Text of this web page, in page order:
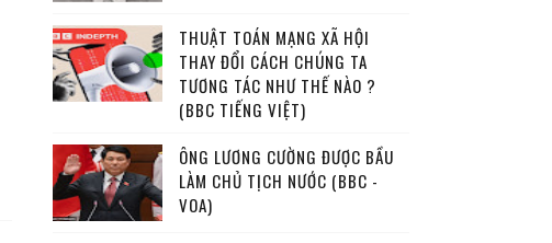
THUẬT TOÁN MẠNG XÃ HỘI
THAY ĐỔI CÁCH CHÚNG TA
TƯƠNG TÁC NHƯ THẾ NÀO ?
(BBC TIẾNG VIỆT)
ÔNG LƯƠNG CƯỜNG ĐƯỢC BẦU
LÀM CHỦ TỊCH NƯỚC (BBC -
VOA)